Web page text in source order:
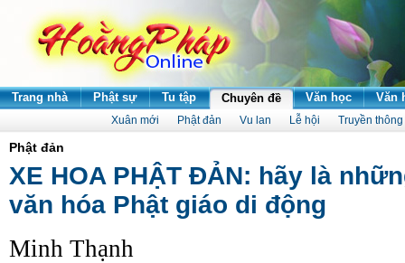
Trang nhà Phật sự Tu tập Chuyên đề Văn học Văn
Xuân mới Phật đản Vu lan Lễ hội Truyền thông
Phật đản
XE HOA PHẬT ĐẢN: hãy là
văn hóa Phật giáo di động
Minh Thạnh